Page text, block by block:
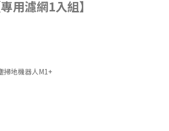
用濾網1入組】
掃地機器人M1+